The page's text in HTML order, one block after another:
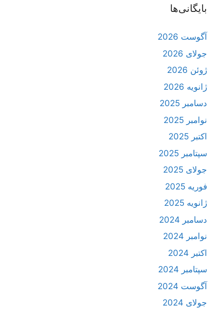
بایگانی‌ها
آگوست 2026
جولای 2026
ژوئن 2026
ژانویه 2026
دسامبر 2025
نوامبر 2025
اکتبر 2025
سپتامبر 2025
جولای 2025
فوریه 2025
ژانویه 2025
دسامبر 2024
نوامبر 2024
اکتبر 2024
سپتامبر 2024
آگوست 2024
جولای 2024